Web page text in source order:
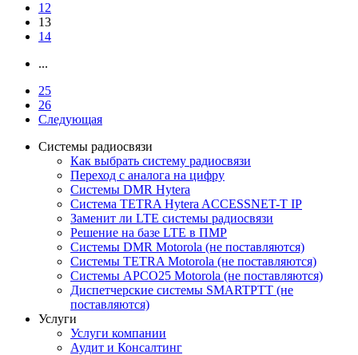
12
13
14
...
25
26
Следующая
Системы радиосвязи
Как выбрать систему радиосвязи
Переход с аналога на цифру
Системы DMR Hytera
Система TETRA Hytera ACCESSNET-T IP
Заменит ли LTE системы радиосвязи
Решение на базе LTE в ПМР
Системы DMR Motorola (не поставляются)
Системы TETRA Motorola (не поставляются)
Системы APCO25 Motorola (не поставляются)
Диспетчерские системы SMARTPTT (не
поставляются)
Услуги
Услуги компании
Аудит и Консалтинг